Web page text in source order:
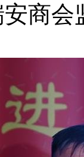
商会